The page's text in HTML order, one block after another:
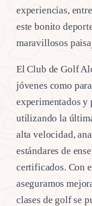
experiencias,
este bonito
maravillosos
El Club de Golf
jóvenes como
experimentados y
utilizando la
alta velocidad,
estándares de
certificados. Con
aseguramos
clases de golf se